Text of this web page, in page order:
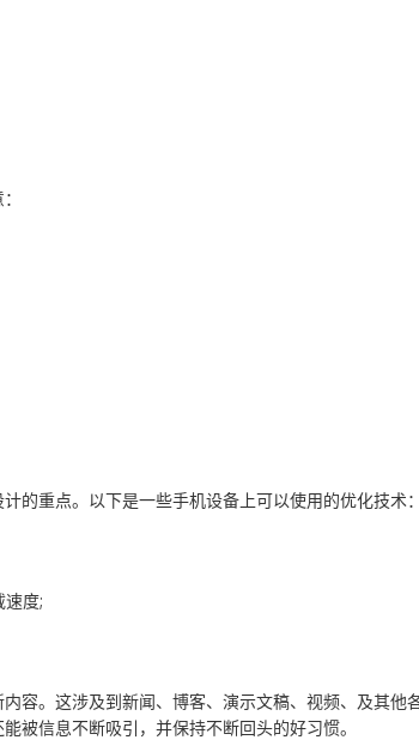
的重点。以下是一些手机设备上可以使用的优化技术：
度;
容。这涉及到新闻、博客、演示文稿、视频、及其他
被信息不断吸引，并保持不断回头的好习惯。